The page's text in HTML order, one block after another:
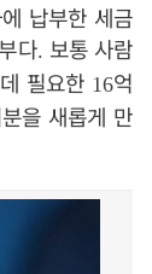
납부한 세금
다. 보통 사람
필요한 16억
을 새롭게 만